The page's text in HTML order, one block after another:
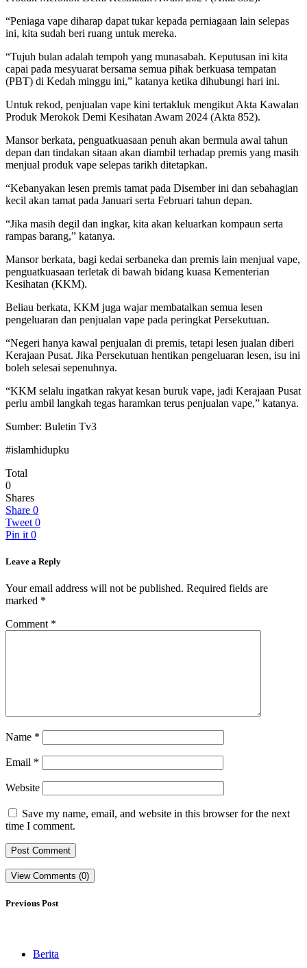
“Peniaga vape diharap dapat tukar kepada perniagaan lain selepas
ini, kita sudah beri ruang untuk mereka.
“Tujuh bulan adalah tempoh yang munasabah. Keputusan ini kita
capai pada mesyuarat bersama semua pihak berkuasa tempatan
(PBT) di Kedah minggu ini,” katanya ketika dihubungi hari ini.
Untuk rekod, penjualan vape kini tertakluk mengikut Akta Kawalan
Produk Merokok Demi Kesihatan Awam 2024 (Akta 852).
Mansor berkata, penguatkuasaan penuh akan bermula awal tahun
depan dan tindakan sitaan akan diambil terhadap premis yang masih
menjual produk vape selepas tarikh ditetapkan.
“Kebanyakan lesen premis tamat pada Disember ini dan sebahagian
kecil akan tamat pada Januari serta Februari tahun depan.
“Jika masih degil dan ingkar, kita akan keluarkan kompaun serta
rampas barang,” katanya.
Mansor berkata, bagi kedai serbaneka dan premis lain menjual vape,
penguatkuasaan terletak di bawah bidang kuasa Kementerian
Kesihatan (KKM).
Beliau berkata, KKM juga wajar membatalkan semua lesen
pengeluaran dan penjualan vape pada peringkat Persekutuan.
“Negeri hanya kawal penjualan di premis, tetapi lesen jualan diberi
Kerajaan Pusat. Jika Persekutuan hentikan pengeluaran lesen, isu ini
boleh selesai sepenuhnya.
“KKM selalu ingatkan rakyat kesan buruk vape, jadi Kerajaan Pusat
perlu ambil langkah tegas haramkan terus penjualan vape,” katanya.
Sumber: Buletin Tv3
#islamhidupku
Total
0
Shares
Share 0
Tweet 0
Pin it 0
Leave a Reply
Your email address will not be published. Required fields are
marked *
Comment *
Name *
Email *
Website
Save my name, email, and website in this browser for the next
time I comment.
View Comments (0)
Previous Post
Berita